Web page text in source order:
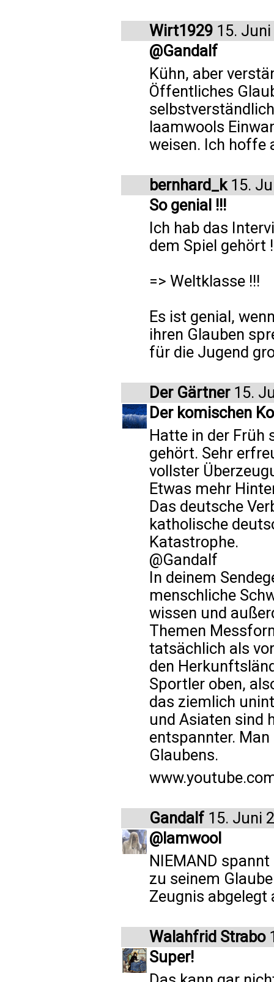
Wirt1929 15.
@Gandalf
Kühn, aber
Öffentliches
laamwools
weisen. Ich hoffe
bernhard_k15.
So genial !!!
Ich hab das
dem Spiel gehört
=> Weltklasse !!!
Es ist genial,
ihren Glauben
für die Jugend
Der Gärtner15.
Der komischen
Hatte in der Früh
gehört. Sehr
vollster
Etwas mehr
Das deutsche
katholische
Katastrophe.
@Gandalf
In deinem
menschliche
wissen und
Themen
tatsächlich als
den
Sportler oben,
das ziemlich
und Asiaten sind
entspannter.
Glaubens.
Gandalf 15. Juni
@lamwool
NIEMAND
zu seinem
Zeugnis
Walahfrid Strabo
Super!